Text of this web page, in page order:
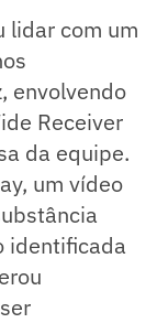
lidar com um
envolvendo
Receiver
da equipe.
um vídeo
identificada